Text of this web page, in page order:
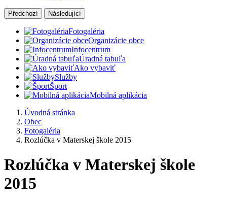
Předchozí Následující
Fotogaléria
Organizácie obce
Infocentrum
Úradná tabuľa
Ako vybaviť
Služby
Šport
Mobilná aplikácia
Úvodná stránka
Obec
Fotogaléria
Rozlúčka v Materskej škole 2015
Rozlúčka v Materskej škole
2015